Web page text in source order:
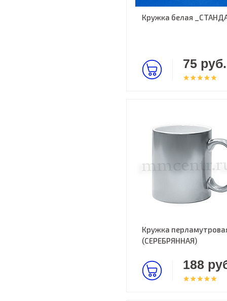
Кружка белая
75 руб.
Кружка
(СЕРЕБРЯННАЯ)
188